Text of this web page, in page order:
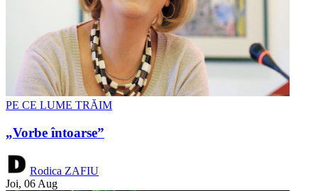
PE CE LUME TRĂIM
„Vorbe întoarse”
Rodica ZAFIU
Joi, 06 Aug